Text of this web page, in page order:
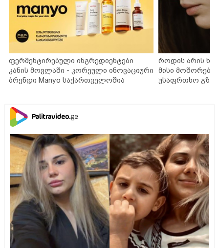
ფერმენტირებული ინგრედიენტები
კანის მოვლაში - კორეული ინოვაციური
ბრენდი Manyo საქართველოშია
როდის არის
მისი
უსაფრთხო